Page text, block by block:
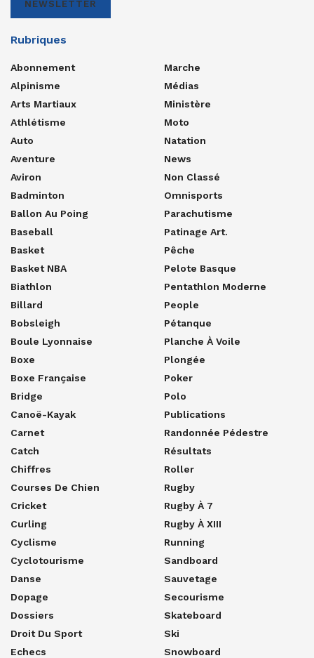
NEWSLETTER
Rubriques
Abonnement
Alpinisme
Arts Martiaux
Athlétisme
Auto
Aventure
Aviron
Badminton
Ballon Au Poing
Baseball
Basket
Basket NBA
Biathlon
Billard
Bobsleigh
Boule Lyonnaise
Boxe
Boxe Française
Bridge
Canoë-Kayak
Carnet
Catch
Chiffres
Courses De Chien
Cricket
Curling
Cyclisme
Cyclotourisme
Danse
Dopage
Dossiers
Droit Du Sport
Echecs
Marche
Médias
Ministère
Moto
Natation
News
Non Classé
Omnisports
Parachutisme
Patinage Art.
Pêche
Pelote Basque
Pentathlon Moderne
People
Pétanque
Planche À Voile
Plongée
Poker
Polo
Publications
Randonnée Pédestre
Résultats
Roller
Rugby
Rugby À 7
Rugby À XIII
Running
Sandboard
Sauvetage
Secourisme
Skateboard
Ski
Snowboard